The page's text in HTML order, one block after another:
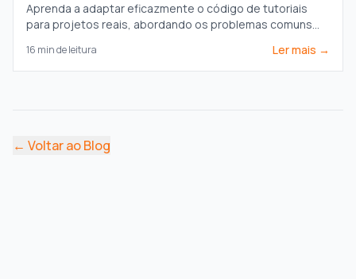
Aprenda a adaptar eficazmente o código de tutoriais
para projetos reais, abordando os problemas comuns
16 min de leitura Ler mais →
← Voltar ao Blog